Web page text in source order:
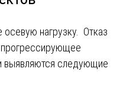
нагрузку. Отказ
выявляются следующие